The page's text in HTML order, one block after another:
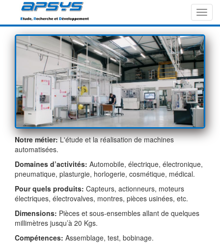
Notre métier:L'étude et la réalisation de machines
automatisées.
Domaines d’activités: Automobile, électrique, électronique,
pneumatique, plasturgie, horlogerie, cosmétique, médical.
Pour quels produits: Capteurs, actionneurs, moteurs
électriques, électrovalves, montres, pièces usinées, etc.
Dimensions: Pièces et sous-ensembles allant de quelques
millimètres jusqu’à 20 Kgs.
Compétences: Assemblage, test, bobinage.